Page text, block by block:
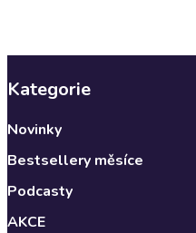
Kategorie
Novinky
Bestsellery měsíce
Podcasty
AKCE